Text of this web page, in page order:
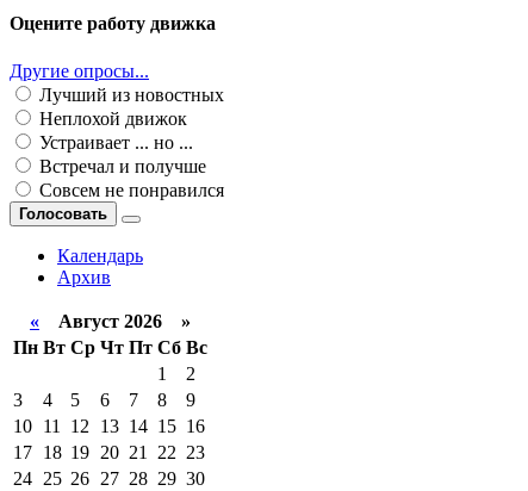
Оцените работу движка
Другие опросы...
Лучший из новостных
Неплохой движок
Устраивает ... но ...
Встречал и получше
Совсем не понравился
Голосовать
Календарь
Архив
« Август 2026 »
Пн Вт Ср Чт Пт Сб Вс
1
2
3
4 5 6 7 8
9
10 11 12 13 14 15 16
17 18 19 20 21 22 23
24 25 26 27 28 29 30